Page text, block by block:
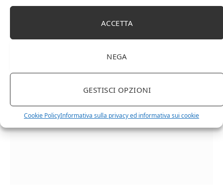
ACCETTA
NEGA
GESTISCI OPZIONI
Cookie PolicyInformativa sulla privacy ed informativa sui cookie
Pinterest